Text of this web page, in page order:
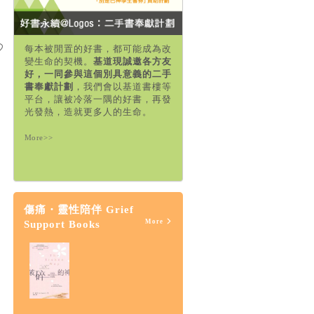
每本被閒置的好書，都可能成為改
變生命的契機。 基道現誠邀各方友
好，一同參與這個別具意義的二手
書奉獻計劃 ，我們會以基道書樓等
平台，讓被冷落一隅的好書，再發
光發熱，造就更多人的生命。
More>>
傷痛・靈性陪伴 Grief
Support Books
More